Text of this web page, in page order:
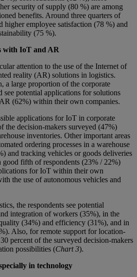
security of supply (80 %) are among
benefits. Around three quarters of
higher employee satisfaction (78 %) and
(75 %).
with IoT and AR
attention to the use of the Internet of
reality (AR) solutions in logistics.
a large proportion of the corporate
see potential applications for solutions
(62%) within their own companies.
applications for IoT in corporate
the decision-makers surveyed (47%)
inventories. Other important areas
ordering processes in a warehouse
and tracking vehicles or goods deliveries
fifth of respondents (23% / 22%)
for IoT within their own
the use of autonomous vehicles and
the respondents see potential
integration of workers (35%), in the
(34%) and efficiency (31%), and in
Also, for remote support for location-
percent of the surveyed decision-makers
possibilities (Chart 3).
in technology